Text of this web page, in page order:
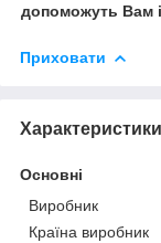
допоможуть Вам
Приховати
Характеристики
Основні
Виробник
Країна виробник